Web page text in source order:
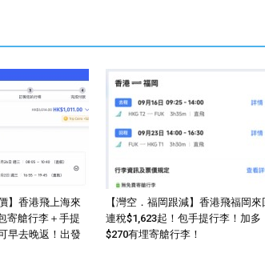
】香港飛上海來
寄艙行李＋手提
早去晚返！出發
【灣空．福岡跟減】香港飛福岡來
連稅$1,623起！包手提行李！加多
$270有埋寄艙行李！